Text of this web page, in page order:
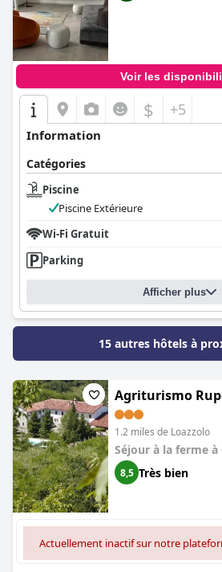
Voir les
$ +5
Information
Catégories
Piscine
Piscine Extérieure
Wi-Fi Gratuit
Parking
Afficher plus
15 autres hôtels à
Agriturismo
1.2 miles de Loazzolo
Séjour à la ferme à
8,5 Très bien
Actuellement inactif sur notre